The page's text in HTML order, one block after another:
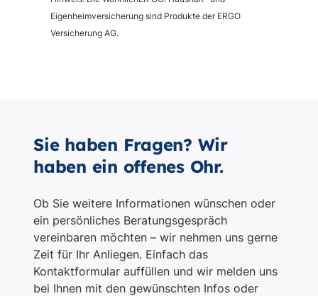
Sie haben Fragen? Wir
haben ein offenes Ohr.
Ob Sie weitere Informationen wünschen oder
ein persönliches Beratungsgespräch
vereinbaren möchten – wir nehmen uns gerne
Zeit für Ihr Anliegen. Einfach das
Kontaktformular auffüllen und wir melden uns
bei Ihnen mit den gewünschten Infos oder